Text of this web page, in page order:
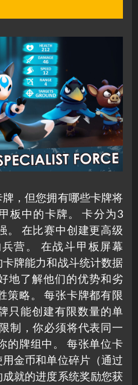
，但您拥有哪些卡牌将
板中的卡牌。 卡分为3
。 在比赛中创建更高级
营。 在战斗甲板屏幕
卡牌能力和战斗统计数据
地了解他们的优势和劣
策略。 每张卡牌都有限
只能创建有限数量的单
制，你必须将代表同一
的牌组中。 每张单位卡
金币和单位碎片（通过
就的进度系统奖励您获